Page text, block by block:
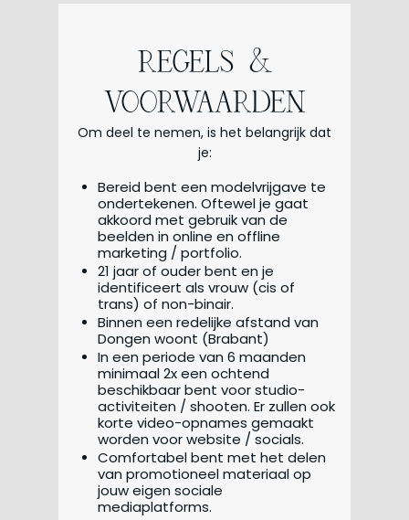
REGELS &
VOORWAARDEN
Om deel te nemen, is het belangrijk dat
je:​
Bereid bent een modelvrijgave te
ondertekenen. Oftewel je gaat
akkoord met gebruik van de
beelden in online en offline
marketing / portfolio.
21 jaar of ouder bent en je
identificeert als vrouw (cis of
trans) of non-binair.
Binnen een redelijke afstand van
Dongen woont (Brabant)
In een periode van 6 maanden
minimaal 2x een ochtend
beschikbaar bent voor studio-
activiteiten / shooten. Er zullen ook
korte video-opnames gemaakt
worden voor website / socials.
Comfortabel bent met het delen
van promotioneel materiaal op
jouw eigen sociale
mediaplatforms.